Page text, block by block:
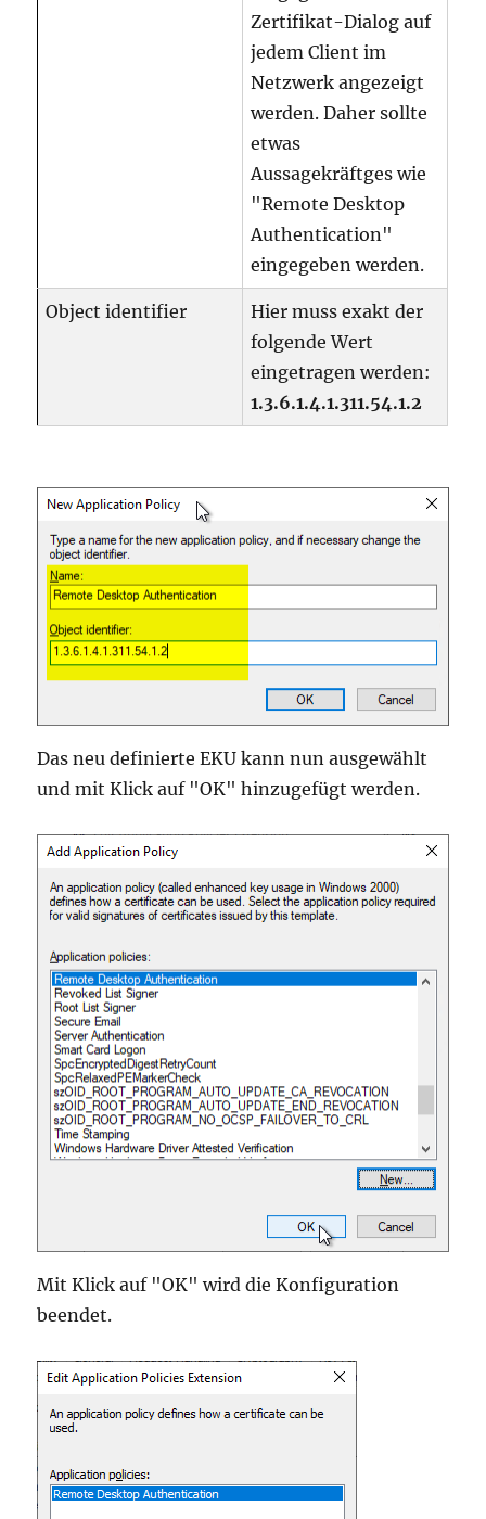
Zertifikat-Dialog auf
jedem Client im
Netzwerk angezeigt
werden. Daher sollte
etwas
Aussagekräftges wie
"Remote Desktop
Authentication"
eingegeben werden.
Object identifier
Hier muss exakt der
folgende Wert
eingetragen werden:
1.3.6.1.4.1.311.54.1.2
Das neu definierte EKU kann nun ausgewählt
und mit Klick auf "OK" hinzugefügt werden.
Mit Klick auf "OK" wird die Konfiguration
beendet.